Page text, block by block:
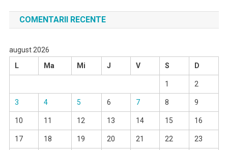
COMENTARII RECENTE
august 2026
L
Ma Mi J V S D
1 2
3 4 5 6 7 8 9
10 11 12 13 14 15 16
17 18 19 20 21 22 23